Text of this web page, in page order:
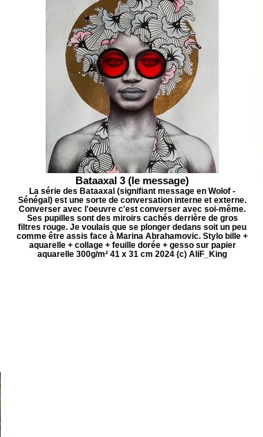
Bataaxal 3 (le message)
La série des Bataaxal (signifiant message en Wolof -
Sénégal) est une sorte de conversation interne et externe.
Converser avec l'oeuvre c'est converser avec soi-même.
Ses pupilles sont des miroirs cachés derrière de gros
filtres rouge. Je voulais que se plonger dedans soit un peu
comme être assis face à Marina Abrahamovic. Stylo bille +
aquarelle + collage + feuille dorée + gesso sur papier
aquarelle 300g/m² 41 x 31 cm 2024 (c) AliF_King